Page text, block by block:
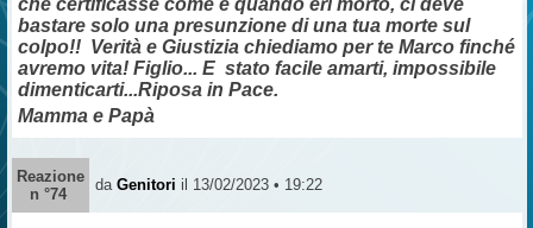
che certificasse come e quando eri morto, ci deve
bastare solo una presunzione di una tua morte sul
colpo!! Verità e Giustizia chiediamo per te Marco finché
avremo vita! Figlio... E stato facile amarti, impossibile
dimenticarti...Riposa in Pace.
Mamma e Papà
Reazione
n °74
da Genitori il 13/02/2023 • 19:22